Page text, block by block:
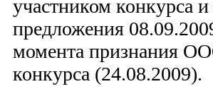
участником конкурса
предложения
момента признания
конкурса (24.08.2009).